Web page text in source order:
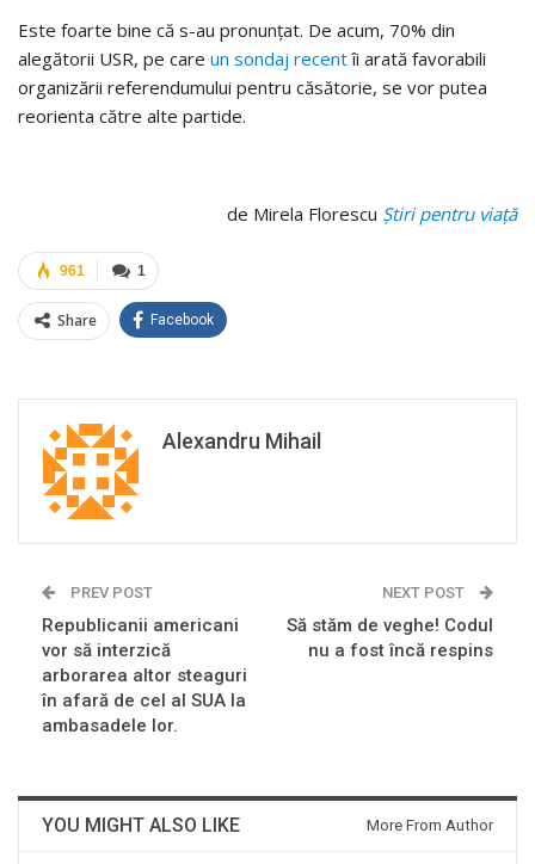
Este foarte bine că s-au pronunțat. De acum, 70% din
alegătorii USR, pe care un sondaj recentîi arată favorabili
organizării referendumului pentru căsătorie, se vor putea
reorienta către alte partide.
de Mirela Florescu Știri pentru viață
1
961
Share Facebook
Alexandru Mihail
PREV POST
Republicanii americani
vor să interzică
arborarea altor steaguri
în afară de cel al SUA la
ambasadele lor.
NEXT POST
Să stăm de veghe! Codul
nu a fost încă respins
YOU MIGHT ALSO LIKE More From Author